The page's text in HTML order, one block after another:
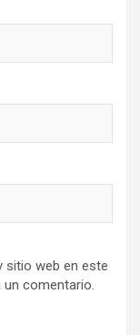
sitio web en este
un comentario.